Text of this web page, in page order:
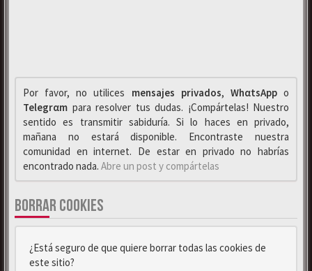
Por favor, no utilices mensajes privados, WhαtsAppo
Telegrαm para resolver tus dudas. ¡Compártelas! Nuestro
sentido es transmitir sabiduría. Si lo haces en privado,
mañana no estará disponible. Encontraste nuestra
comunidad en internet. De estar en privado no habrías
encontrado nada. Abre un post y compártelas
BORRAR COOKIES
¿Está seguro de que quiere borrar todas las cookies de
este sitio?